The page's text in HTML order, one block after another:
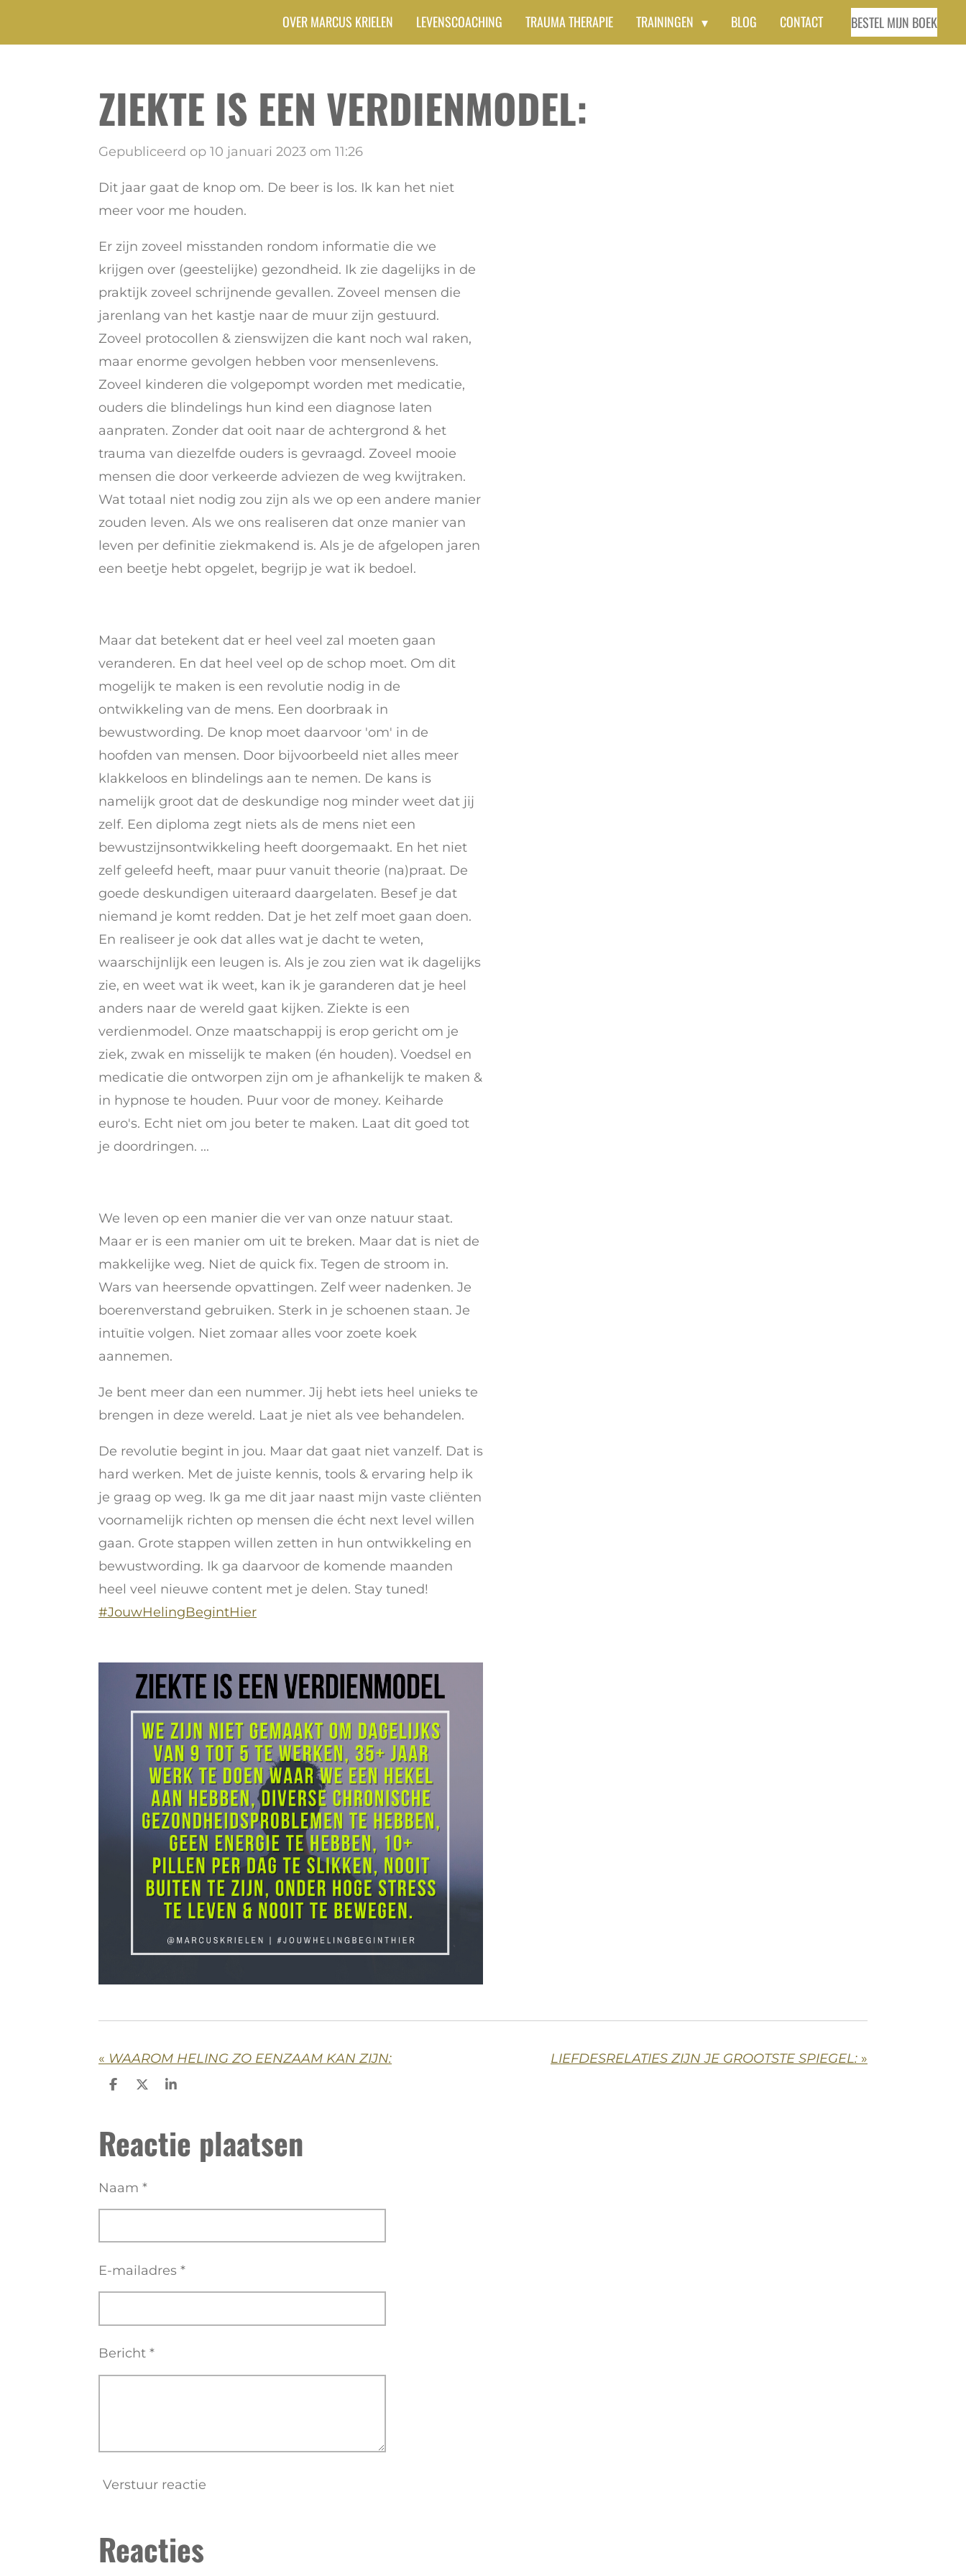
direct
OVER MARCUS KRIELEN LEVENSCOACHING TRAUMA THERAPIE TRAININGEN BLOG CONTACT BESTEL MIJN BOEK
ZIEKTE IS EEN VERDIENMODEL:
Gepubliceerd op 10 januari 2023 om 11:26
Dit jaar gaat de knop om. De beer is los. Ik kan het niet
meer voor me houden.
Er zijn zoveel misstanden rondom informatie die we
krijgen over (geestelijke) gezondheid. Ik zie dagelijks in de
praktijk zoveel schrijnende gevallen. Zoveel mensen die
jarenlang van het kastje naar de muur zijn gestuurd.
Zoveel protocollen & zienswijzen die kant noch wal raken,
maar enorme gevolgen hebben voor mensenlevens.
Zoveel kinderen die volgepompt worden met medicatie,
ouders die blindelings hun kind een diagnose laten
aanpraten. Zonder dat ooit naar de achtergrond & het
trauma van diezelfde ouders is gevraagd. Zoveel mooie
mensen die door verkeerde adviezen de weg kwijtraken.
Wat totaal niet nodig zou zijn als we op een andere manier
zouden leven. Als we ons realiseren dat onze manier van
leven per definitie ziekmakend is. Als je de afgelopen jaren
een beetje hebt opgelet, begrijp je wat ik bedoel.
Maar dat betekent dat er heel veel zal moeten gaan
veranderen. En dat heel veel op de schop moet. Om dit
mogelijk te maken is een revolutie nodig in de
ontwikkeling van de mens. Een doorbraak in
bewustwording. De knop moet daarvoor 'om' in de
hoofden van mensen. Door bijvoorbeeld niet alles meer
klakkeloos en blindelings aan te nemen. De kans is
namelijk groot dat de deskundige nog minder weet dat jij
zelf. Een diploma zegt niets als de mens niet een
bewustzijnsontwikkeling heeft doorgemaakt. En het niet
zelf geleefd heeft, maar puur vanuit theorie (na)praat. De
goede deskundigen uiteraard daargelaten. Besef je dat
niemand je komt redden. Dat je het zelf moet gaan doen.
En realiseer je ook dat alles wat je dacht te weten,
waarschijnlijk een leugen is. Als je zou zien wat ik dagelijks
zie, en weet wat ik weet, kan ik je garanderen dat je heel
anders naar de wereld gaat kijken. Ziekte is een
verdienmodel. Onze maatschappij is erop gericht om je
ziek, zwak en misselijk te maken (én houden). Voedsel en
medicatie die ontworpen zijn om je afhankelijk te maken &
in hypnose te houden. Puur voor de money. Keiharde
euro's. Echt niet om jou beter te maken. Laat dit goed tot
je doordringen. ...
We leven op een manier die ver van onze natuur staat.
Maar er is een manier om uit te breken. Maar dat is niet de
makkelijke weg. Niet de quick fix. Tegen de stroom in.
Wars van heersende opvattingen. Zelf weer nadenken. Je
boerenverstand gebruiken. Sterk in je schoenen staan. Je
intuïtie volgen. Niet zomaar alles voor zoete koek
aannemen.
Je bent meer dan een nummer. Jij hebt iets heel unieks te
brengen in deze wereld. Laat je niet als vee behandelen.
De revolutie begint in jou. Maar dat gaat niet vanzelf. Dat is
hard werken. Met de juiste kennis, tools & ervaring help ik
je graag op weg. Ik ga me dit jaar naast mijn vaste cliënten
voornamelijk richten op mensen die écht next level willen
gaan. Grote stappen willen zetten in hun ontwikkeling en
bewustwording. Ik ga daarvoor de komende maanden
heel veel nieuwe content met je delen. Stay tuned!
#JouwHelingBegintHier
« WAAROM HELING ZO EENZAAM KAN ZIJN: LIEFDESRELATIES ZIJN JE GROOTSTE SPIEGEL: »
D
n
D
S
e
Reactie plaatsen
Naam *
E-mailadres *
Bericht *
Verstuur reactie
Reacties